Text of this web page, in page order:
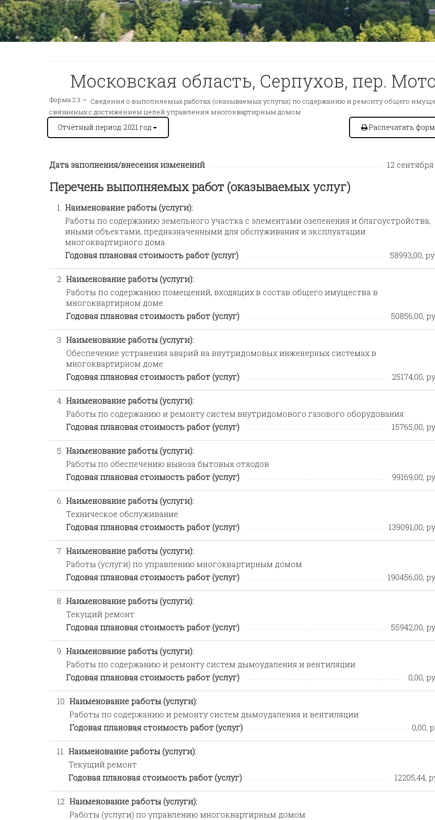
Московская область, Серпухов, пер.
Форма 2.3 — Сведения о выполняемых работах (оказываемых услугах) по содержанию и ремонту общего
связанных с достижением целей управления многоквартирным домом
Отчётный период: 2021 год Распечатать
Дата заполнения/внесения изменений 12 сентября
Перечень выполняемых работ (оказываемых услуг)
1.
Наименование работы (услуги):
Работы по содержанию земельного участка с элементами озеленения и благоустройства,
иными объектами, предназначенными для обслуживания и эксплуатации
многоквартирного дома
Годовая плановая стоимость работ (услуг)
58993,00,
2. Наименование работы (услуги):
Работы по содержанию помещений, входящих в состав общего имущества в
многоквартирном доме
Годовая плановая стоимость работ (услуг)
50856,00,
3. Наименование работы (услуги):
Обеспечение устранения аварий на внутридомовых инженерных системах в
многоквартирном доме
Годовая плановая стоимость работ (услуг)
25174,00,
4. Наименование работы (услуги):
Работы по содержанию и ремонту систем внутридомового газового оборудования
Годовая плановая стоимость работ (услуг)
15765,00,
5. Наименование работы (услуги):
Работы по обеспечению вывоза бытовых отходов
Годовая плановая стоимость работ (услуг)
99169,00,
6. Наименование работы (услуги):
Техническое обслуживание
Годовая плановая стоимость работ (услуг)
139091,00,
7. Наименование работы (услуги):
Работы (услуги) по управлению многоквартирным домом
Годовая плановая стоимость работ (услуг)
190456,00,
8. Наименование работы (услуги):
Текущий ремонт
Годовая плановая стоимость работ (услуг)
55942,00,
9. Наименование работы (услуги):
Работы по содержанию и ремонту систем дымоудаления и вентиляции
Годовая плановая стоимость работ (услуг)
0,00,
10. Наименование работы (услуги):
Работы по содержанию и ремонту систем дымоудаления и вентиляции
Годовая плановая стоимость работ (услуг)
0,00,
11.
Наименование работы (услуги):
Текущий ремонт
Годовая плановая стоимость работ (услуг)
12205,44,
12. Наименование работы (услуги):
Работы (услуги) по управлению многоквартирным домом